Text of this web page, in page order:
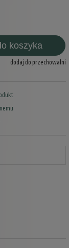
koszyka
dodaj do przechowalni